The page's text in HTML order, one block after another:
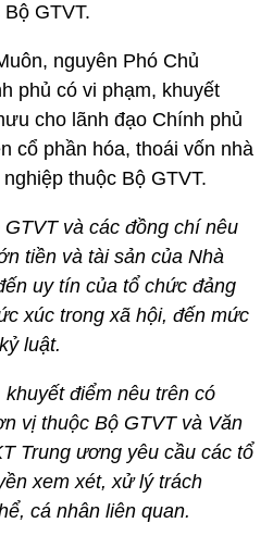
GTVT.
nguyên Phó Chủ
phủ có vi phạm, khuyết
cho lãnh đạo Chính phủ
cổ phần hóa, thoái vốn nhà
thuộc Bộ GTVT.
và các đồng chí nêu
tiền và tài sản của Nhà
uy tín của tổ chức đảng
xúc trong xã hội, đến mức
luật.
điểm nêu trên có
vị thuộc Bộ GTVT và Văn
Trung ương yêu cầu các tổ
xem xét, xử lý trách
cá nhân liên quan.